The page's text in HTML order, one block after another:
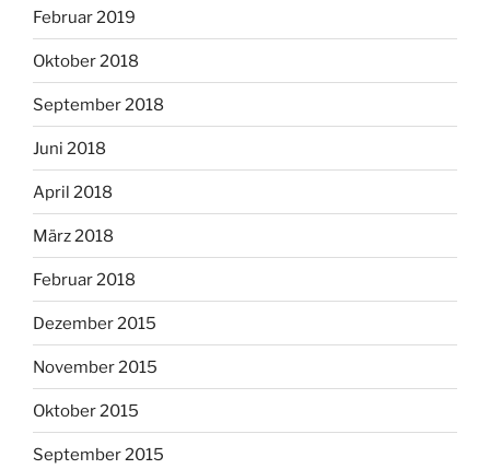
Februar 2019
Oktober 2018
September 2018
Juni 2018
April 2018
März 2018
Februar 2018
Dezember 2015
November 2015
Oktober 2015
September 2015